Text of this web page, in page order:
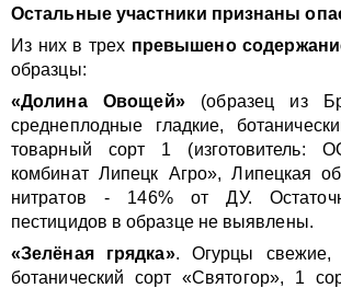
Остальные участники признаны
Из них в трех превышено
образцы:
«Долина Овощей»(образец из
среднеплодные гладкие,
товарный сорт 1 (изготовитель:
комбинат Липецк Агро», Липецкая
нитратов - 146% от ДУ.
пестицидов в образце не выявлены.
«Зелёная грядка». Огурцы свежие,
ботанический сорт «Святогор», 1